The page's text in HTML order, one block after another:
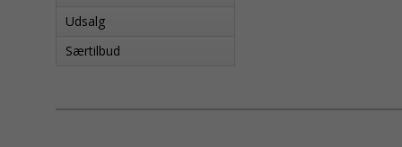
Udsalg
Særtilbud